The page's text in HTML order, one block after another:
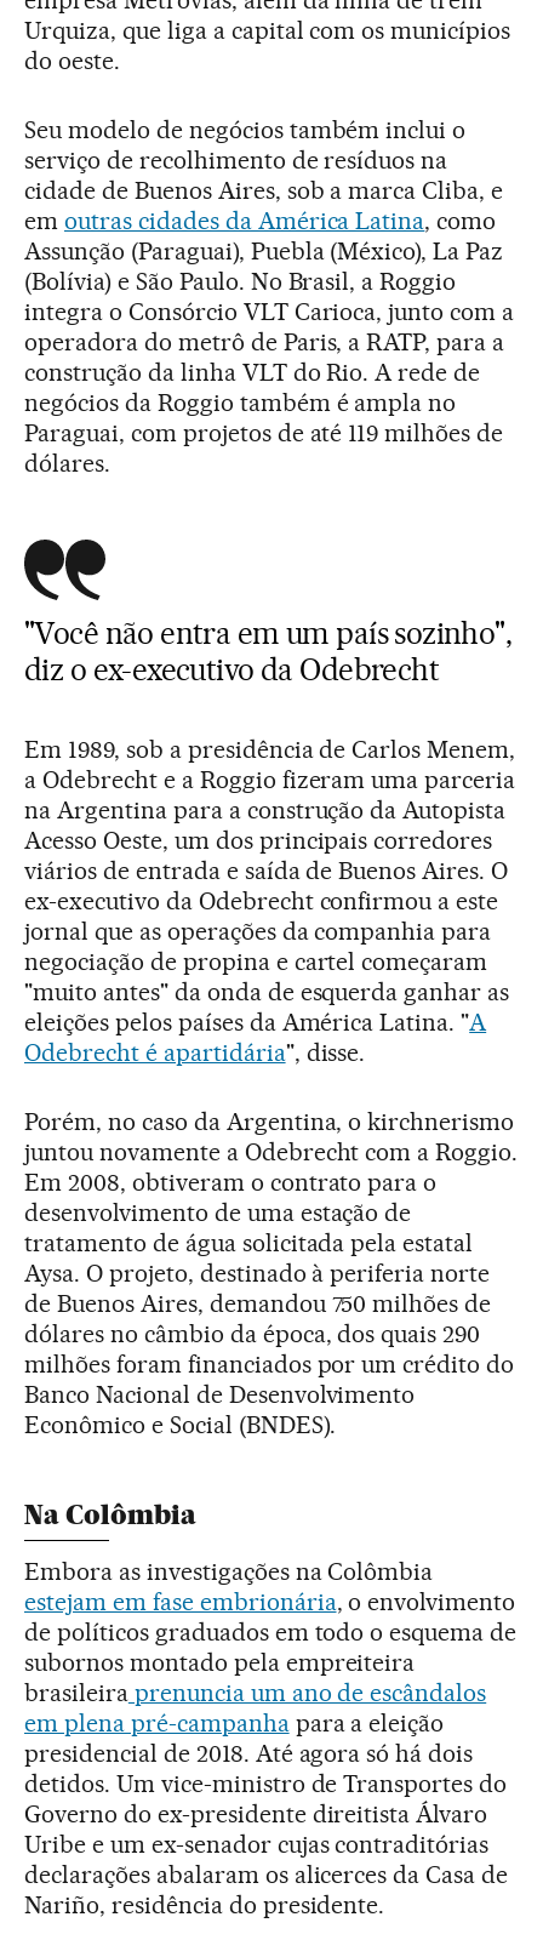
Urquiza, que liga a capital com os municípios
do oeste.
Seu modelo de negócios também inclui o
serviço de recolhimento de resíduos na
cidade de Buenos Aires, sob a marca Cliba, e
em outras cidades da América Latina, como
Assunção (Paraguai), Puebla (México), La Paz
(Bolívia) e São Paulo. No Brasil, a Roggio
integra o Consórcio VLT Carioca, junto com a
operadora do metrô de Paris, a RATP, para a
construção da linha VLT do Rio. A rede de
negócios da Roggio também é ampla no
Paraguai, com projetos de até 119 milhões de
dólares.
"Você não entra em um país sozinho",
diz o ex-executivo da Odebrecht
Em 1989, sob a presidência de Carlos Menem,
a Odebrecht e a Roggio fizeram uma parceria
na Argentina para a construção da Autopista
Acesso Oeste, um dos principais corredores
viários de entrada e saída de Buenos Aires. O
ex-executivo da Odebrecht confirmou a este
jornal que as operações da companhia para
negociação de propina e cartel começaram
"muito antes" da onda de esquerda ganhar as
eleições pelos países da América Latina. "A
Odebrecht é apartidária", disse.
Porém, no caso da Argentina, o kirchnerismo
juntou novamente a Odebrecht com a Roggio.
Em 2008, obtiveram o contrato para o
desenvolvimento de uma estação de
tratamento de água solicitada pela estatal
Aysa. O projeto, destinado à periferia norte
de Buenos Aires, demandou 750 milhões de
dólares no câmbio da época, dos quais 290
milhões foram financiados por um crédito do
Banco Nacional de Desenvolvimento
Econômico e Social (BNDES).
Na Colômbia
Embora as investigações na Colômbia
estejam em fase embrionária, o envolvimento
de políticos graduados em todo o esquema de
subornos montado pela empreiteira
brasileiraprenuncia um ano de escândalos
em plena pré-campanhapara a eleição
presidencial de 2018. Até agora só há dois
detidos. Um vice-ministro de Transportes do
Governo do ex-presidente direitista Álvaro
Uribe e um ex-senador cujas contraditórias
declarações abalaram os alicerces da Casa de
Nariño, residência do presidente.